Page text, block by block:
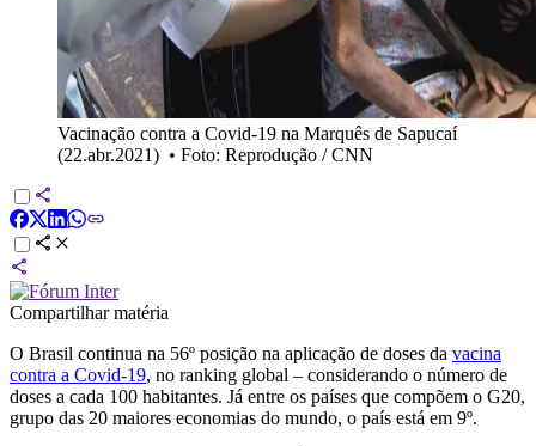
Vacinação contra a Covid-19 na Marquês de Sapucaí
(22.abr.2021) • Foto: Reprodução / CNN
Compartilhar matéria
O Brasil continua na 56º posição na aplicação de doses da vacina
contra a Covid-19, no ranking global – considerando o número de
doses a cada 100 habitantes. Já entre os países que compõem o G20,
grupo das 20 maiores economias do mundo, o país está em 9º.